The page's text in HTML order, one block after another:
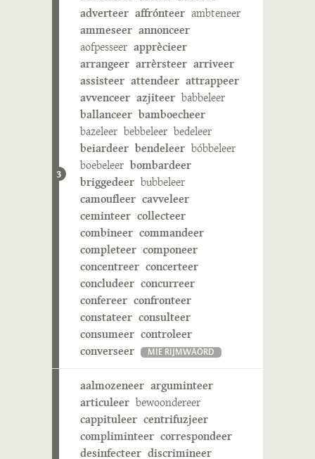
3
adverteer affrónteer ambteneer
ammeseer annonceer
aofpesseer apprècieer
arrangeer arrèrsteer arriveer
assisteer attendeer attrappeer
avvenceer azjiteer babbeleer
ballanceer bamboecheer
bazeleer bebbeleer bedeleer
beiardeer bendeleer bóbbeleer
boebeleer bombardeer
briggedeer bubbeleer
camoufleer cavveleer
ceminteer collecteer
combineer commandeer
completeer componeer
concentreer concerteer
concludeer concurreer
confereer confronteer
constateer consulteer
consumeer controleer
converseer
MIE RIJMWÄÖRD
aalmozeneer arguminteer
articuleer bewoondereer
cappituleer centrifuzjeer
compliminteer correspondeer
desinfecteer discrimineer